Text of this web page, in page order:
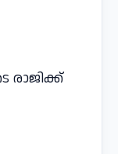
രാജിക്ക്